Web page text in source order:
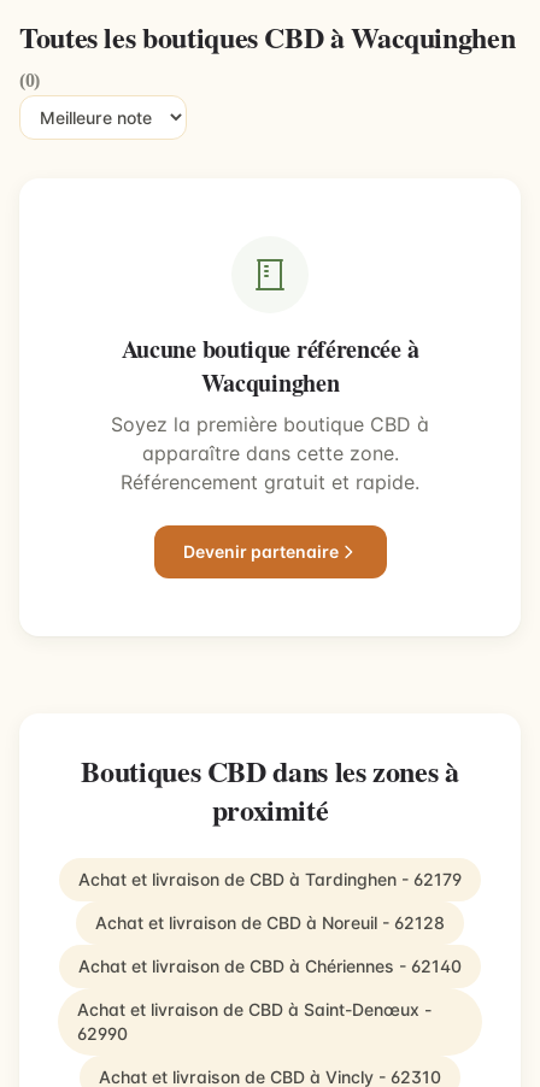
Toutes les boutiques CBD à Wacquinghen
(0)
Aucune boutique référencée à
Wacquinghen
Soyez la première boutique CBD à
apparaître dans cette zone.
Référencement gratuit et rapide.
Devenir partenaire
Boutiques CBD dans les zones à
proximité
Achat et livraison de CBD à Tardinghen - 62179
Achat et livraison de CBD à Noreuil - 62128
Achat et livraison de CBD à Chériennes - 62140
Achat et livraison de CBD à Saint-Denœux -
62990
Achat et livraison de CBD à Vincly - 62310